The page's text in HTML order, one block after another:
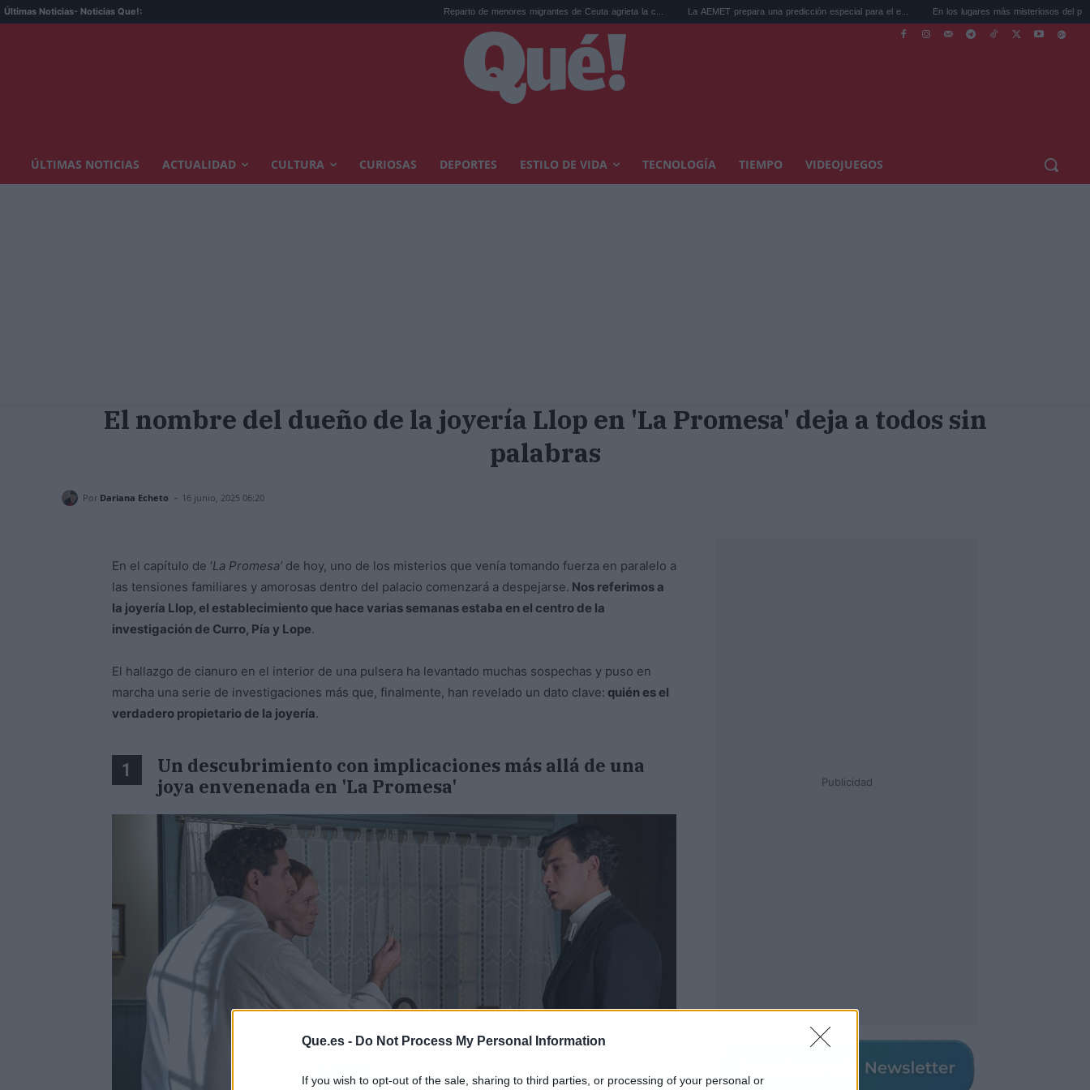
Que.es - Do Not Process My Personal Information
If you wish to opt-out of the sale, sharing to third parties, or processing of your personal or
Últimas Noticias- Noticias Que!: Reparto de menores migrantes de Ceuta agrieta la c... La AEMET prepara una predicción especial para el e... En los lugares más misteriosos del planeta:
ÚLTIMAS NOTICIAS ACTUALIDAD CULTURA CURIOSAS DEPORTES ESTILO DE VIDA TECNOLOGÍA TIEMPO VIDEOJUEGOS
El nombre del dueño de la joyería Llop en 'La Promesa' deja a todos sin
palabras
Por Dariana Echeto - 16 junio, 2025 06:20
En el capítulo de ‘La Promesa’ de hoy, uno de los misterios que venía tomando fuerza en paralelo a
las tensiones familiares y amorosas dentro del palacio comenzará a despejarse. Nos referimos a
la joyería Llop, el establecimiento que hace varias semanas estaba en el centro de la
investigación de Curro, Pía y Lope.
El hallazgo de cianuro en el interior de una pulsera ha levantado muchas sospechas y puso en
marcha una serie de investigaciones más que, finalmente, han revelado un dato clave: quién es el
verdadero propietario de la joyería.
1
Un descubrimiento con implicaciones más allá de una
joya envenenada en 'La Promesa'
Publicidad